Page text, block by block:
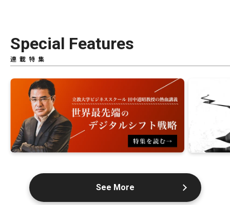
Special Features
連載特集
See More